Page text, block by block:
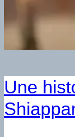
Une